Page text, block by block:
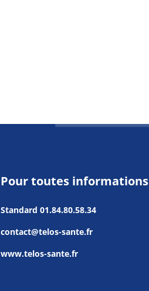
Pour toutes informations
Standard 01.84.80.58.34
contact@telos-sante.fr
www.telos-sante.fr